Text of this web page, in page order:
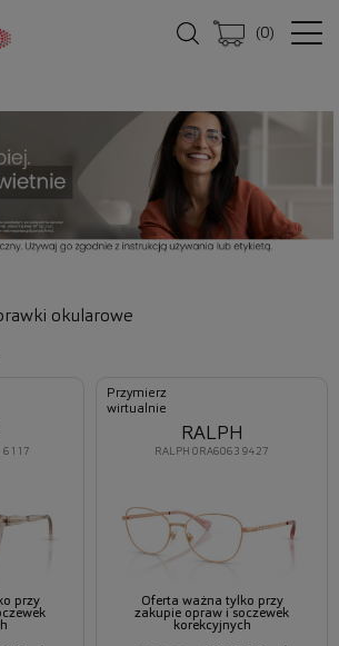
(0)
okularowe
6117
przy
Przymierz
wirtualnie
RALPH 0RA6063 9427
RALPH
Oferta ważna tylko przy
zakupie opraw i soczewek
korekcyjnych